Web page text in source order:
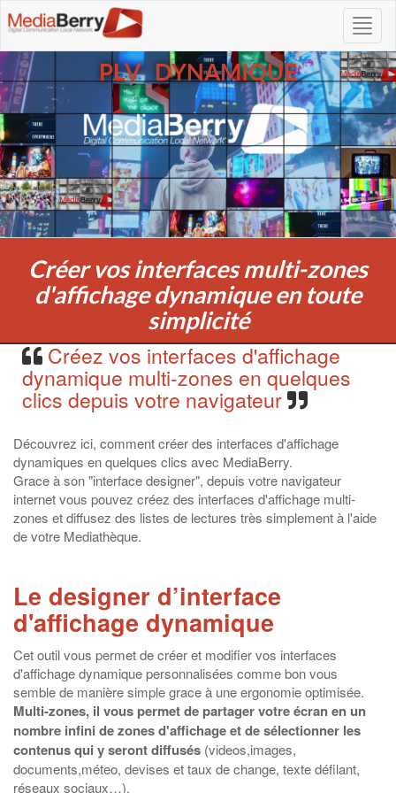
PLV DYNAMIQUE
Créer vos interfaces multi-zones
d'affichage dynamique en toute
simplicité
Créez vos interfaces d'affichage
dynamique multi-zones en quelques
clics depuis votre navigateur
Découvrez ici, comment créer des interfaces d'affichage
dynamiques en quelques clics avec MediaBerry.
Grace à son "interface designer", depuis votre navigateur
internet vous pouvez créez des interfaces d'affichage multi-
zones et diffusez des listes de lectures très simplement à l'aide
de votre Mediathèque.
Le designer d’interface
d'affichage dynamique
Cet outil vous permet de créer et modifier vos interfaces
d'affichage dynamique personnalisées comme bon vous
semble de manière simple grace à une ergonomie optimisée.
Multi-zones, il vous permet de partager votre écran en un
nombre infini de zones d'affichage et de sélectionner les
contenus qui y seront diffusés (videos,images,
documents,méteo, devises et taux de change, texte défilant,
réseaux sociaux…).